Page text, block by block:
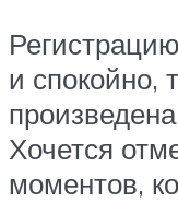
и спокойно,
Хочется
моментов,